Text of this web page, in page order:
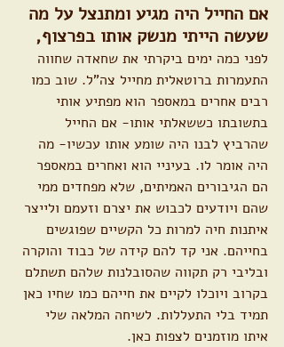
אם החייל היה מגיע ומתנצל על מה
שעשה הייתי מנשק אותו בפרצוף,
לפני כמה ימים ביקרתי את שחאדה שחווה
התעמרות ברוטאלית מחייל צה"ל. שוב כמו
רבים אחרים במאספר הוא מפתיע אותי
בתשובתו כששאלתי אותו- אם החייל
שהרביץ לבנו היה שומע אותו עכשיו- מה
היה אומר לו. בעיניי הוא ואחרים במאספר
הם הגיבורים האמיתים, שלא מפחדים ממי
שהם ויודעים לכבוש את יצרם וזעמם ולייצר
איתנות חיה למרות כל הקשיים שפוגשים
בחייהם. אני קד להם קידה של כבוד והוקרה
ובליבי רק תקווה שהסובלנות שלהם תשתלם
בקרוב ויוכלו לקיים את חייהם כמו שחיו כאן
תמיד בלי התעללות. לשיחה המלאה שלי
איתו מוזמנים לצפות כאן.